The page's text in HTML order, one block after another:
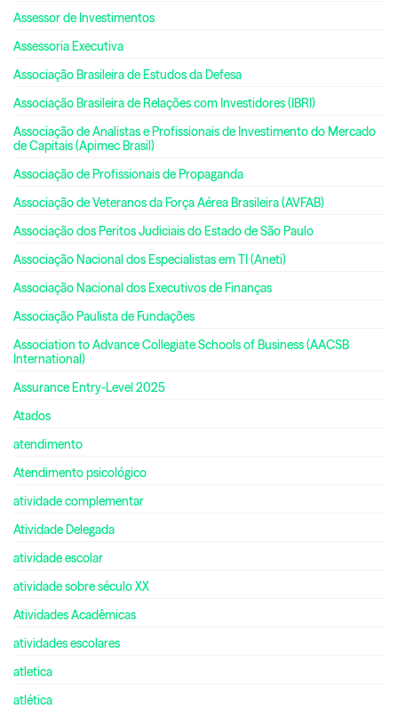
Assessor de Investimentos
Assessoria Executiva
Associação Brasileira de Estudos da Defesa
Associação Brasileira de Relações com Investidores (IBRI)
Associação de Analistas e Profissionais de Investimento do Mercado
de Capitais (Apimec Brasil)
Associação de Profissionais de Propaganda
Associação de Veteranos da Força Aérea Brasileira (AVFAB)
Associação dos Peritos Judiciais do Estado de São Paulo
Associação Nacional dos Especialistas em TI (Aneti)
Associação Nacional dos Executivos de Finanças
Associação Paulista de Fundações
Association to Advance Collegiate Schools of Business (AACSB
International)
Assurance Entry-Level 2025
Atados
atendimento
Atendimento psicológico
atividade complementar
Atividade Delegada
atividade escolar
atividade sobre século XX
Atividades Acadêmicas
atividades escolares
atletica
atlética